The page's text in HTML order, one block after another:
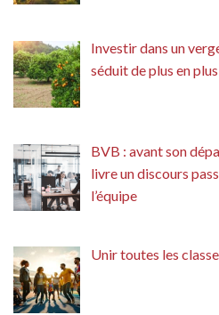
Investir dans un
séduit de plus en plus
BVB : avant son
livre un discours
l’équipe
Unir toutes les